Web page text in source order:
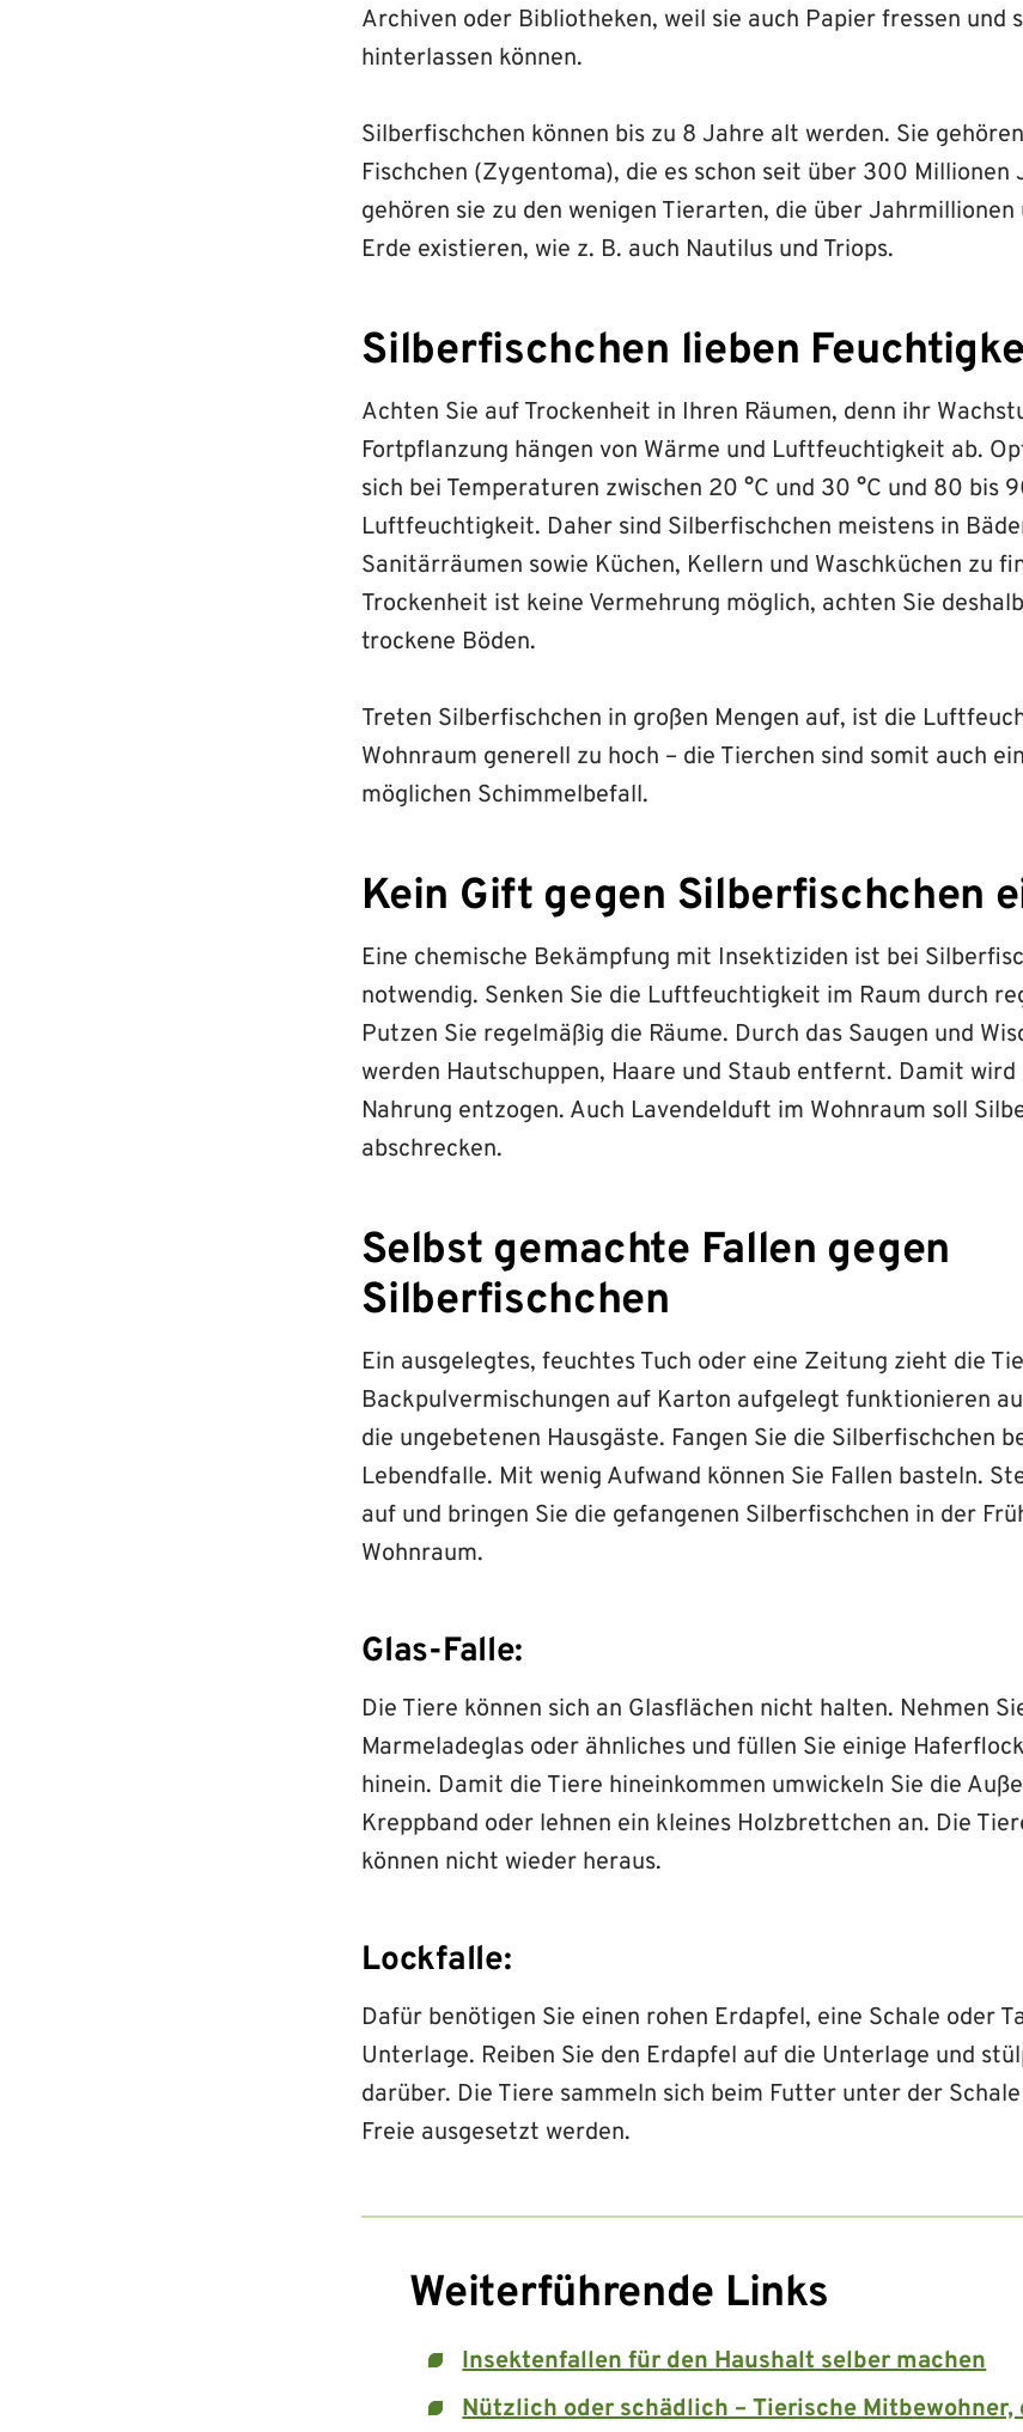
Archiven oder Bibliotheken, weil sie auch Papier fressen und
hinterlassen können.
Silberfischchen können bis zu 8 Jahre alt werden. Sie
Fischchen (Zygentoma), die es schon seit über 300
gehören sie zu den wenigen Tierarten, die über
Erde existieren, wie z. B. auch Nautilus und Triops.
Silberfischchen lieben
Achten Sie auf Trockenheit in Ihren Räumen, denn ihr
Fortpflanzung hängen von Wärme und Luftfeuchtigkeit ab.
sich bei Temperaturen zwischen 20 °C und 30 °C und 80 bis
Luftfeuchtigkeit. Daher sind Silberfischchen meistens in
Sanitärräumen sowie Küchen, Kellern und Waschküchen zu
Trockenheit ist keine Vermehrung möglich, achten Sie
trockene Böden.
Treten Silberfischchen in großen Mengen auf, ist die
Wohnraum generell zu hoch – die Tierchen sind somit auch
möglichen Schimmelbefall.
Kein Gift gegen Silberfischchen
Eine chemische Bekämpfung mit Insektiziden ist bei
notwendig. Senken Sie die Luftfeuchtigkeit im Raum durch
Putzen Sie regelmäßig die Räume. Durch das Saugen und
werden Hautschuppen, Haare und Staub entfernt. Damit wird
Nahrung entzogen. Auch Lavendelduft im Wohnraum soll
abschrecken.
Selbst gemachte Fallen gegen
Silberfischchen
Ein ausgelegtes, feuchtes Tuch oder eine Zeitung zieht die
Backpulvermischungen auf Karton aufgelegt funktionieren
die ungebetenen Hausgäste. Fangen Sie die Silberfischchen
Lebendfalle. Mit wenig Aufwand können Sie Fallen basteln.
auf und bringen Sie die gefangenen Silberfischchen in der
Wohnraum.
Glas-Falle:
Die Tiere können sich an Glasflächen nicht halten. Nehmen
Marmeladeglas oder ähnliches und füllen Sie einige
hinein. Damit die Tiere hineinkommen umwickeln Sie die
Kreppband oder lehnen ein kleines Holzbrettchen an. Die
können nicht wieder heraus.
Lockfalle:
Dafür benötigen Sie einen rohen Erdapfel, eine Schale oder
Unterlage. Reiben Sie den Erdapfel auf die Unterlage und
darüber. Die Tiere sammeln sich beim Futter unter der
Freie ausgesetzt werden.
Weiterführende Links
Insektenfallen für den Haushalt selber machen
Nützlich oder schädlich – Tierische